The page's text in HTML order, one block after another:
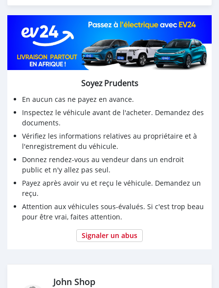
* Les sentiers étroits
* La boue et le sable léger
* Les chemins de ferme et ruraux
* La randonnée tout-terrain de loisir
Soyez Prudents
En aucun cas ne payez en avance.
Inspectez le véhicule avant de l'acheter. Demandez des
documents.
Vérifiez les informations relatives au propriétaire et à
l'enregistrement du véhicule.
Donnez rendez-vous au vendeur dans un endroit
public et n'y allez pas seul.
Payez après avoir vu et reçu le véhicule. Demandez un
reçu.
Attention aux véhicules sous-évalués. Si c'est trop beau
pour être vrai, faites attention.
Signaler un abus
John Shop